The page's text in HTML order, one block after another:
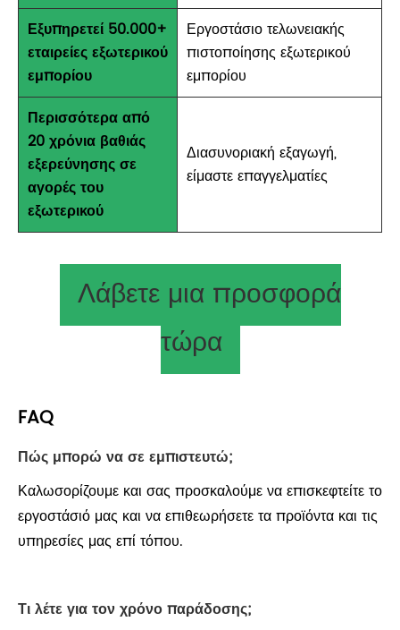
Εξυπηρετεί 50.000+
εταιρείες εξωτερικού
εμπορίου
Εργοστάσιο τελωνειακής
πιστοποίησης εξωτερικού
εμπορίου
Περισσότερα από
20 χρόνια βαθιάς
εξερεύνησης σε
αγορές του
εξωτερικού
Διασυνοριακή εξαγωγή,
είμαστε επαγγελματίες
Λάβετε μια προσφορά
τώρα
FAQ
Πώς μπορώ να σε εμπιστευτώ;
Καλωσορίζουμε και σας προσκαλούμε να επισκεφτείτε το
εργοστάσιό μας και να επιθεωρήσετε τα προϊόντα και τις
υπηρεσίες μας επί τόπου.
Τι λέτε για τον χρόνο παράδοσης;